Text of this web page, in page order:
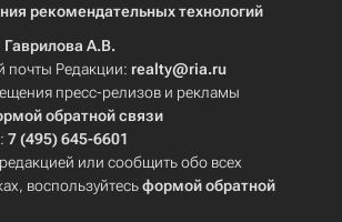
рекомендательных технологий
Гаврилова А.В.
почты Редакции: realty@ria.ru
пресс-релизов и рекламы
обратной связи
7 (495) 645-6601
или сообщить обо всех
воспользуйтесьформой обратной